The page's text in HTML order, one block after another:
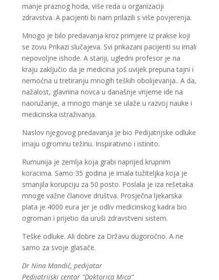
manje praznog hoda, više reda u organizaciji
zdravstva. A pacijenti bi nam prilazili s više povjerenja.
Mnogo je bilo predavanja kroz primjere iz prakse koji
se zovu Prikazi slučajeva. Svi prikazani pacijenti su imali
nepovoljne ishode. A stariji, ugledni profesor je na
kraju zaključio da je medicina još uvijek prepuna tajni i
nemoćna u tretiranju mnogih teških obolijevanja.. A da,
nažalost, glavnina novca u današnje vrijeme ide na
naoružanje, a mnogo manje se ulaže u razvoj nauke i
medicinska istraživanja.
Naslov njegovog predavanja je bio Pedijatrijske odluke
imaju ogromnu težinu. Inspirativno i istinito.
Rumunija je zemlja koja grabi naprijed krupnim
koracima. Samo 35 godina je imala tužiteljka koja je
smanjila korupciju za 50 posto. Poslala je iza rešetaka
mnoge važne članove društva. Prosječna ljekarska
plata je 4000 eura jer je odliv medicinskog kadra bio
ogroman i prijetio da uruši zdravstveni sistem.
Teške odluke. Ali dobre za Državu dugoročno. A ne
samo za svoje glasače.
Dr Nina Mandić, pedijatar
Pedijatrijski centar “Doktorica Mica”